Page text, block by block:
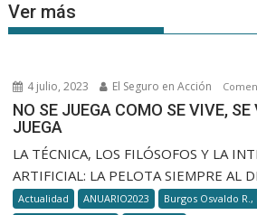
Ver más
4 julio, 2023 El Seguro en Acción
NO SE JUEGA COMO SE VIVE,
JUEGA
LA TÉCNICA, LOS FILÓSOFOS Y LA
ARTIFICIAL: LA PELOTA SIEMPRE AL
Actualidad ANUARIO2023
Burgos Osvaldo R.,